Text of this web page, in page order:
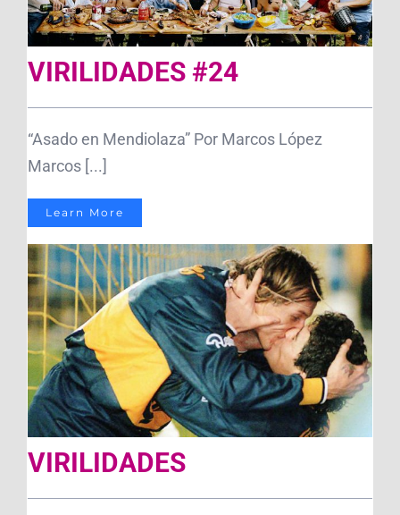
VIRILIDADES #24
“Asado en Mendiolaza” Por Marcos López
Marcos [...]
Learn More
VIRILIDADES